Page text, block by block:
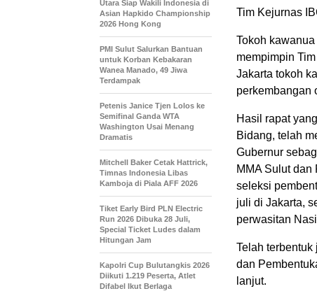
Tim Kejurnas
Tokoh
mempimpin
Jakarta tokoh
perkembangan
Hasil rapat
Bidang, telah
Gubernur
MMA Sulut
seleksi
juli di Jakarta,
perwasitan
Telah
dan
lanjut.
Utara Siap Wakili Indonesia di
Asian Hapkido Championship
2026 Hong Kong
PMI Sulut Salurkan Bantuan
untuk Korban Kebakaran
Wanea Manado, 49 Jiwa
Terdampak
Petenis Janice Tjen Lolos ke
Semifinal Ganda WTA
Washington Usai Menang
Dramatis
Mitchell Baker Cetak Hattrick,
Timnas Indonesia Libas
Kamboja di Piala AFF 2026
Tiket Early Bird PLN Electric
Run 2026 Dibuka 28 Juli,
Special Ticket Ludes dalam
Hitungan Jam
Kapolri Cup Bulutangkis 2026
Diikuti 1.219 Peserta, Atlet
Difabel Ikut Berlaga